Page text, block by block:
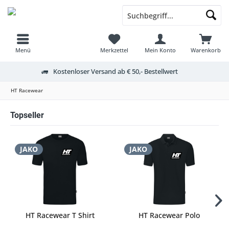
Menü Warenkorb
Merkzettel Mein Konto
Kostenloser Versand ab € 50,- Bestellwert
HT Racewear
Topseller
JAKO
HT Racewear T Shirt
JAKO
HT Racewear Polo